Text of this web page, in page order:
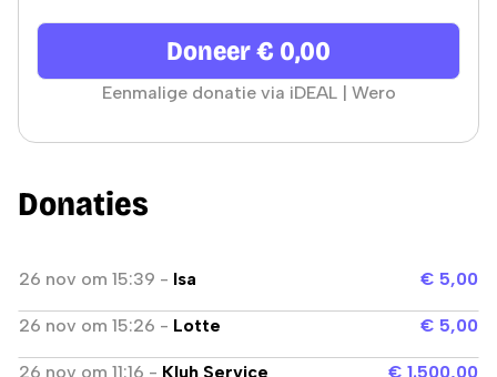
Doneer € 0,00
Eenmalige donatie via iDEAL | Wero
Donaties
26 nov om 15:39 - Isa € 5,00
26 nov om 15:26 - Lotte € 5,00
26 nov om 11:16 - Kluh Service
€ 1.500,00